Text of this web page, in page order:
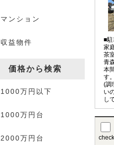
■駐
家
茶
青
本
す
(調
い
し
check
マンション
収益物件
価格から検索
1000万円以下
1000万円台
2000万円台
アパート・マンション
一戸建て
駐車場
事業用物件
3万円以下